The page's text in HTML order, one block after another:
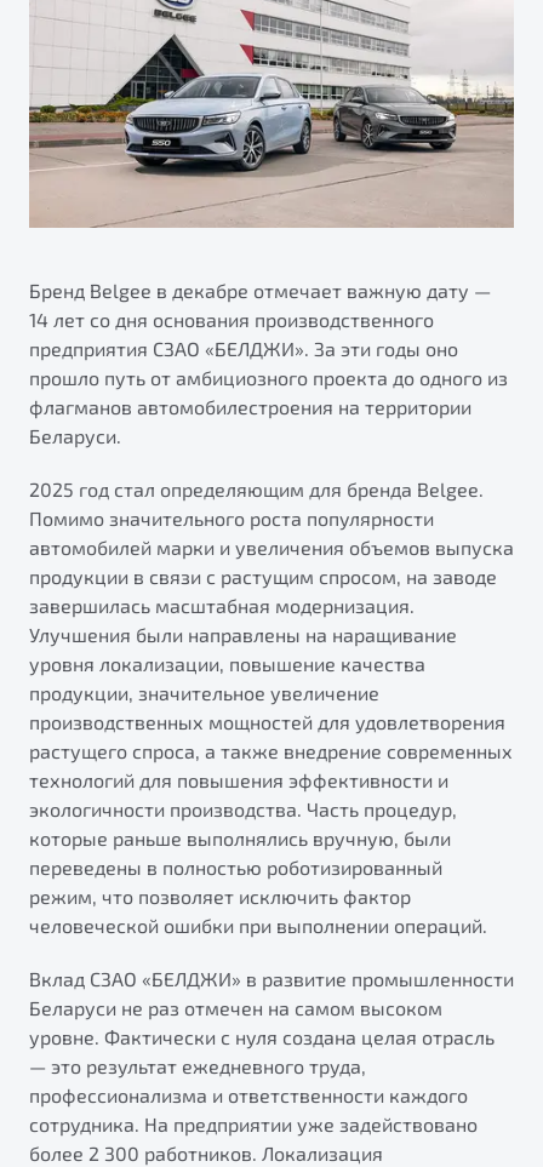
Яркий кроссовер
от 2 219 990 ₽*
Элегантный и практичный седан
от 1 699 990 ₽*
Обзор В наличии
X70
от 2 499 990 ₽*
Обзор В наличии
Автокредит
Трейд-ин
Страхование
Расчет КАСКО
Узнайте о специальных выгодах при покупке
автомобиля Belgee
Подробно
Автомобили в наличии
Тест-драйв
Автокредит
Спецпредложения
Гарантия Belgee
Belgee Линк
Belgee Клуб
Клиентская поддержка
Помощь на дорогах
Будьте еще более уверены на дорогах с программой
"Помощь на дорогах"
Преимущества программы
Запись на сервис
Калькулятор ТО
О дилерском центре
Правовая информация
Бренд Belgee в декабре отмечает важную дату —
14 лет со дня основания производственного
предприятия СЗАО «БЕЛДЖИ». За эти годы оно
прошло путь от амбициозного проекта до одного из
флагманов автомобилестроения на территории
Беларуси.
2025 год стал определяющим для бренда Belgee.
Помимо значительного роста популярности
автомобилей марки и увеличения объемов выпуска
продукции в связи с растущим спросом, на заводе
завершилась масштабная модернизация.
Улучшения были направлены на наращивание
уровня локализации, повышение качества
продукции, значительное увеличение
производственных мощностей для удовлетворения
растущего спроса, а также внедрение современных
технологий для повышения эффективности и
экологичности производства. Часть процедур,
которые раньше выполнялись вручную, были
переведены в полностью роботизированный
режим, что позволяет исключить фактор
человеческой ошибки при выполнении операций.
Вклад СЗАО «БЕЛДЖИ» в развитие промышленности
Беларуси не раз отмечен на самом высоком
уровне. Фактически с нуля создана целая отрасль
— это результат ежедневного труда,
профессионализма и ответственности каждого
сотрудника. На предприятии уже задействовано
более 2 300 работников. Локализация